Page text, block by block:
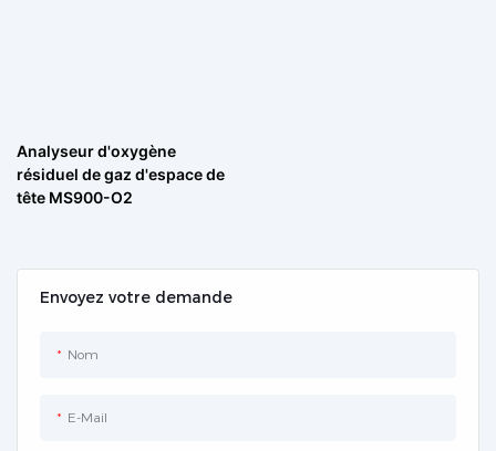
Envoyez votre demande
Nom
E-Mail
Analyseur d'oxygène
résiduel de gaz d'espace de
tête MS900-O2